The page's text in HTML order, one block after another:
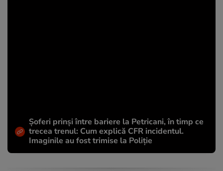
Șoferi prinși între bariere la Petricani, în timp ce
trecea trenul: Cum explică CFR incidentul.
Imaginile au fost trimise la Poliție